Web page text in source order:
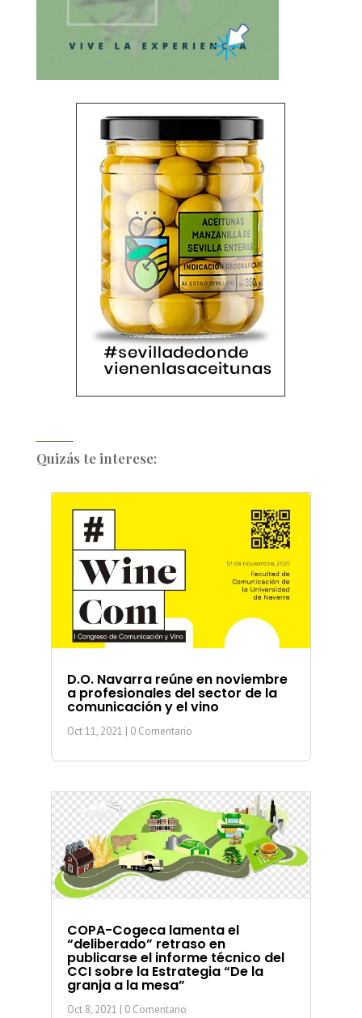
Quizás te interese:
D.O. Navarra reúne en noviembre
a profesionales del sector de la
comunicación y el vino
Oct 11, 2021 | 0 Comentario
COPA-Cogeca lamenta el
“deliberado” retraso en
publicarse el informe técnico del
CCI sobre la Estrategia “De la
granja a la mesa”
Oct 8, 2021 | 0 Comentario